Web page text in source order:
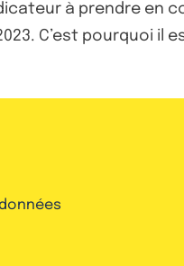
à prendre en
C’est pourquoi il